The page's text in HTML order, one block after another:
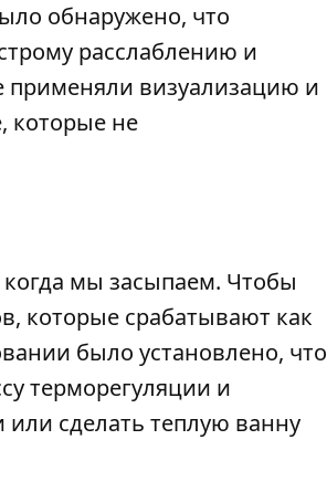
обнаружено, что
расслаблению и
применяли визуализацию и
которые не
когда мы засыпаем. Чтобы
которые срабатывают как
было установлено, что
терморегуляции и
сделать теплую ванну